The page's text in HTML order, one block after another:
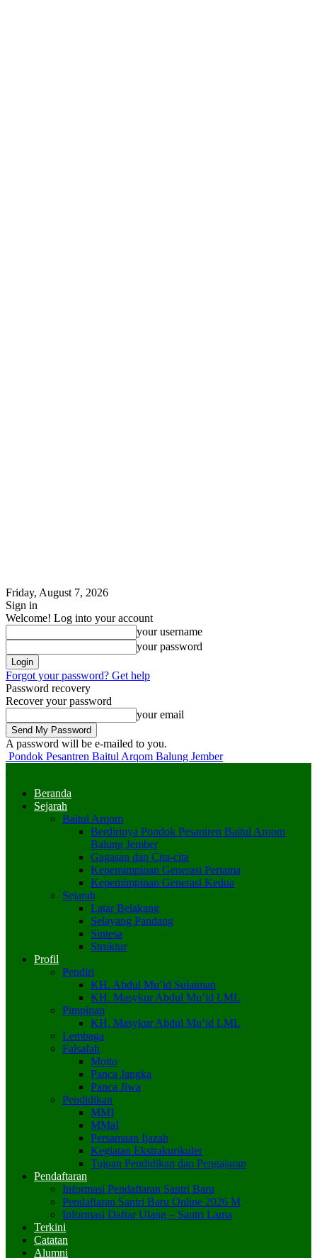
Friday, August 7, 2026
Sign in
Welcome! Log into your account
your username
your password
Forgot your password? Get help
Password recovery
Recover your password
your email
A password will be e-mailed to you.
Pondok Pesantren Baitul Arqom Balung Jember
Beranda
Sejarah
Baitul Arqom
Berdirinya Pondok Pesantren Baitul Arqom
Balung Jember
Gagasan dan Cita-cita
Kepemimpinan Generasi Pertama
Kepemimpinan Generasi Kedua
Sejarah
Latar Belakang
Selayang Pandang
Sintesa
Struktur
Profil
Pendiri
KH. Abdul Mu’id Sulaiman
KH. Masykur Abdul Mu’id LML
Pimpinan
KH. Masykur Abdul Mu’id LML
Lembaga
Falsafah
Motto
Panca Jangka
Panca Jiwa
Pendidikan
MMI
MMaI
Persamaan Ijazah
Kegiatan Ekstrakurikuler
Tujuan Pendidikan dan Pengajaran
Pendaftaran
Informasi Pendaftaran Santri Baru
Pendaftaran Santri Baru Online 2026 M
Informasi Daftar Ulang – Santri Lama
Terkini
Catatan
Alumni